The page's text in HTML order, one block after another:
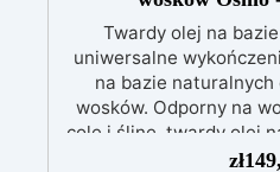
Twardy olej na
uniwersalne
na bazie
wosków. Odporny na
colę i ślinę, twardy olej
jest mikroporowaty i
zł